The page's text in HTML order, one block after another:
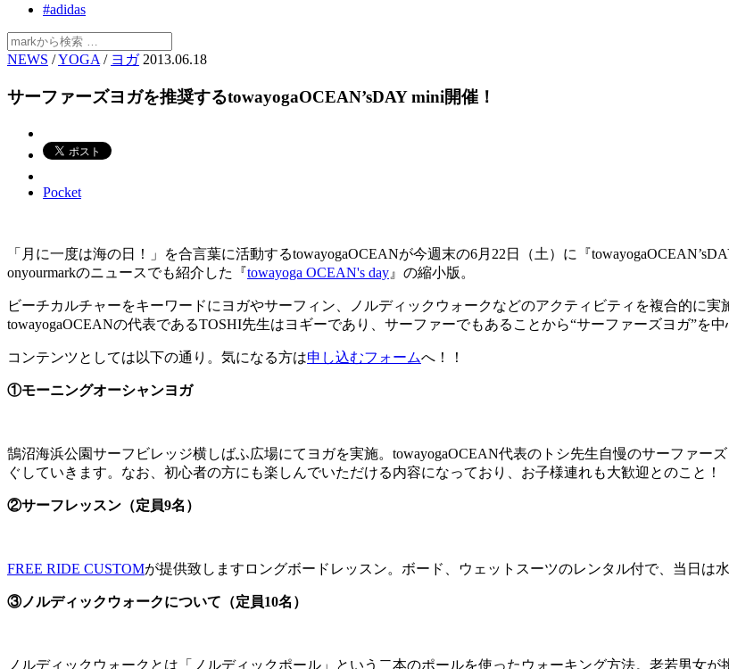
#adidas
NEWS /YOGA / ヨガ 2013.06.18
サーファーズヨガを推奨するtowayogaOCEAN’sDAY mini開催！
Pocket
「月に一度は海の日！」を合言葉に活動するtowayogaOCEANが今週末の6月22日（土）に『
onyourmarkのニュースでも紹介した『towayoga OCEAN's day 』の縮小版。
ビーチカルチャーをキーワードにヨガやサーフィン、ノルディックウォークなどのアクティビティを複合的に
towayogaOCEANの代表であるTOSHI先生はヨギーであり、サーファーでもあることから“サーファーズヨガ”を
コンテンツとしては以下の通り。気になる方は申し込むフォームへ！！
①モーニングオーシャンヨガ
鵠沼海浜公園サーフビレッジ横しばふ広場にてヨガを実施。towayogaOCEAN代表のトシ先生自慢のサーファー
ぐしていきます。なお、初心者の方にも楽しんでいただける内容になっており、お子様連れも大歓迎とのこと！
②サーフレッスン（定員9名）
FREE RIDE CUSTOMが提供致しますロングボードレッスン。ボード、ウェットスーツのレンタル付で、当日は
③ノルディックウォークについて（定員10名）
ノルディックウォークとは「ノルディックポール」という二本のポールを使ったウォーキング方法。老若男女